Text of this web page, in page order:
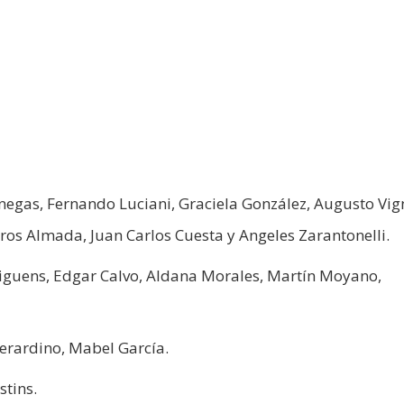
Fernando Luciani, Graciela González, Augusto
Almada, Juan Carlos Cuesta y Angeles Zarantonelli.
Edgar Calvo, Aldana Morales, Martín Moyano,
Mabel García.